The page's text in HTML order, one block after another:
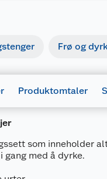
Frø og
Produktomtaler
som inneholder
gang med å dyrke.